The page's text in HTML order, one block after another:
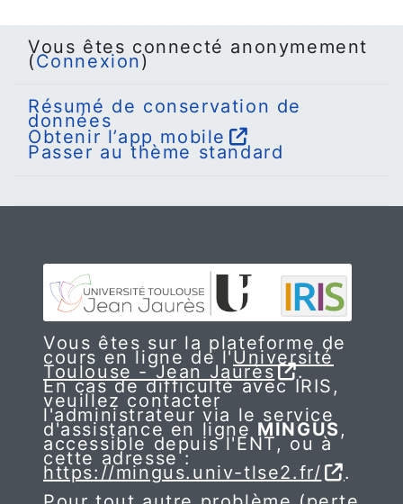
Vous êtes connecté anonymement
(Connexion)
Résumé de conservation de
données
Obtenir l’app mobile
Passer au thème standard
Vous êtes sur la plateforme de
cours en ligne de l'Université
Toulouse - Jean Jaurès .
En cas de difficulté avec IRIS,
veuillez contacter
l'administrateur via le service
d'assistance en ligne MINGUS,
accessible depuis l'ENT, ou à
cette adresse :
https://mingus.univ-tlse2.fr/
.